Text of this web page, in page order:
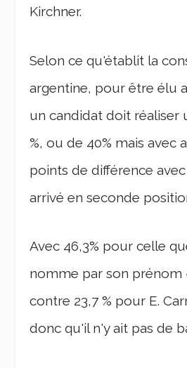
Kirchner.
Selon ce qu'établit la
argentine, pour être élu
un candidat doit réaliser
%, ou de 40% mais avec
points de différence
arrivé en seconde
Avec 46,3% pour celle
nomme par son prénom
contre 23,7 % pour E.
donc qu'il n'y ait pas de